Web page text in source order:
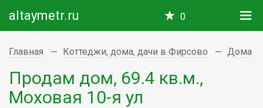
altaymetr.ru 0
Главная Коттеджи, дома, дачи в Фирсово Дома
Продам дом, 69.4 кв.м.,
Моховая 10-я ул